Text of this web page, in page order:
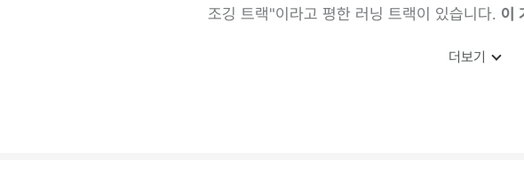
조깅 트랙"이라고 평한 러닝 트랙이 있습니다. 이
더보기